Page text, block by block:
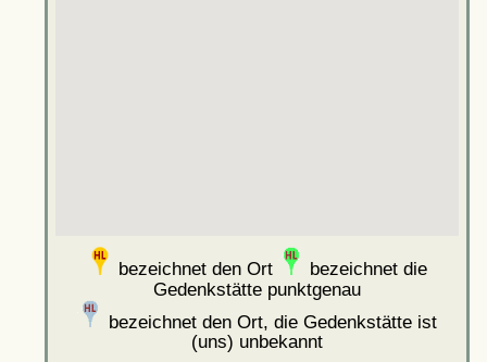
bezeichnet den Ort
bezeichnet die
Gedenkstätte punktgenau
bezeichnet den Ort, die Gedenkstätte ist
(uns) unbekannt